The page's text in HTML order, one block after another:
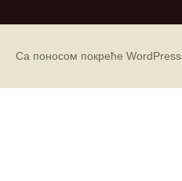
Са поносом покреће WordPress